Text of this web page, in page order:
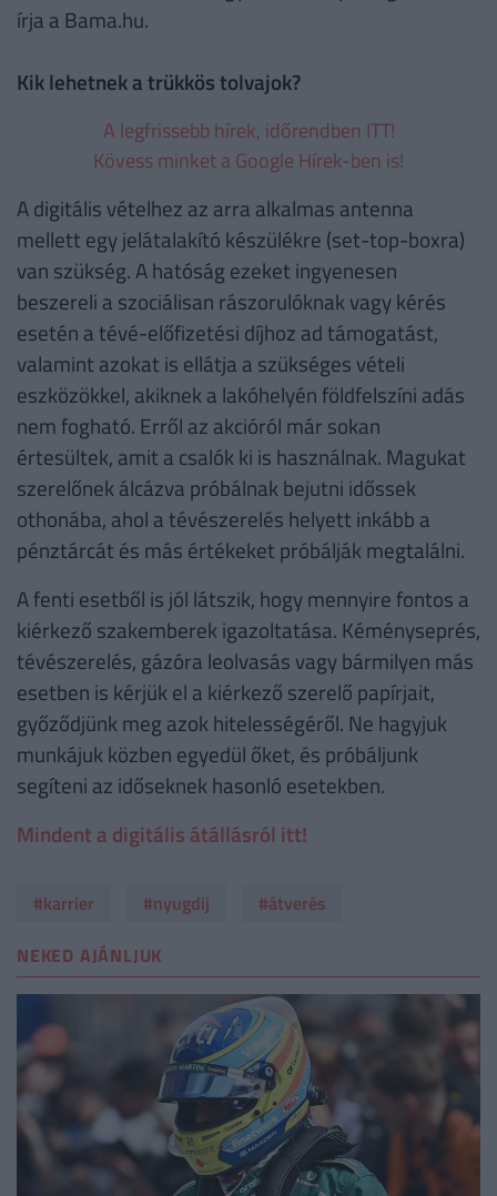
írja a Bama.hu.
Kik lehetnek a trükkös tolvajok?
A legfrissebb hírek, időrendben ITT!
Kövess minket a Google Hírek-ben is!
A digitális vételhez az arra alkalmas antenna
mellett egy jelátalakító készülékre (set-top-boxra)
van szükség. A hatóság ezeket ingyenesen
beszereli a szociálisan rászorulóknak vagy kérés
esetén a tévé-előfizetési díjhoz ad támogatást,
valamint azokat is ellátja a szükséges vételi
eszközökkel, akiknek a lakóhelyén földfelszíni adás
nem fogható. Erről az akcióról már sokan
értesültek, amit a csalók ki is használnak. Magukat
szerelőnek álcázva próbálnak bejutni időssek
othonába, ahol a tévészerelés helyett inkább a
pénztárcát és más értékeket próbálják megtalálni.
A fenti esetből is jól látszik, hogy mennyire fontos a
kiérkező szakemberek igazoltatása. Kéményseprés,
tévészerelés, gázóra leolvasás vagy bármilyen más
esetben is kérjük el a kiérkező szerelő papírjait,
győződjünk meg azok hitelességéről. Ne hagyjuk
munkájuk közben egyedül őket, és próbáljunk
segíteni az időseknek hasonló esetekben.
Mindent a digitális átállásról itt!
#karrier #nyugdij
#átverés
NEKED AJÁNLJUK